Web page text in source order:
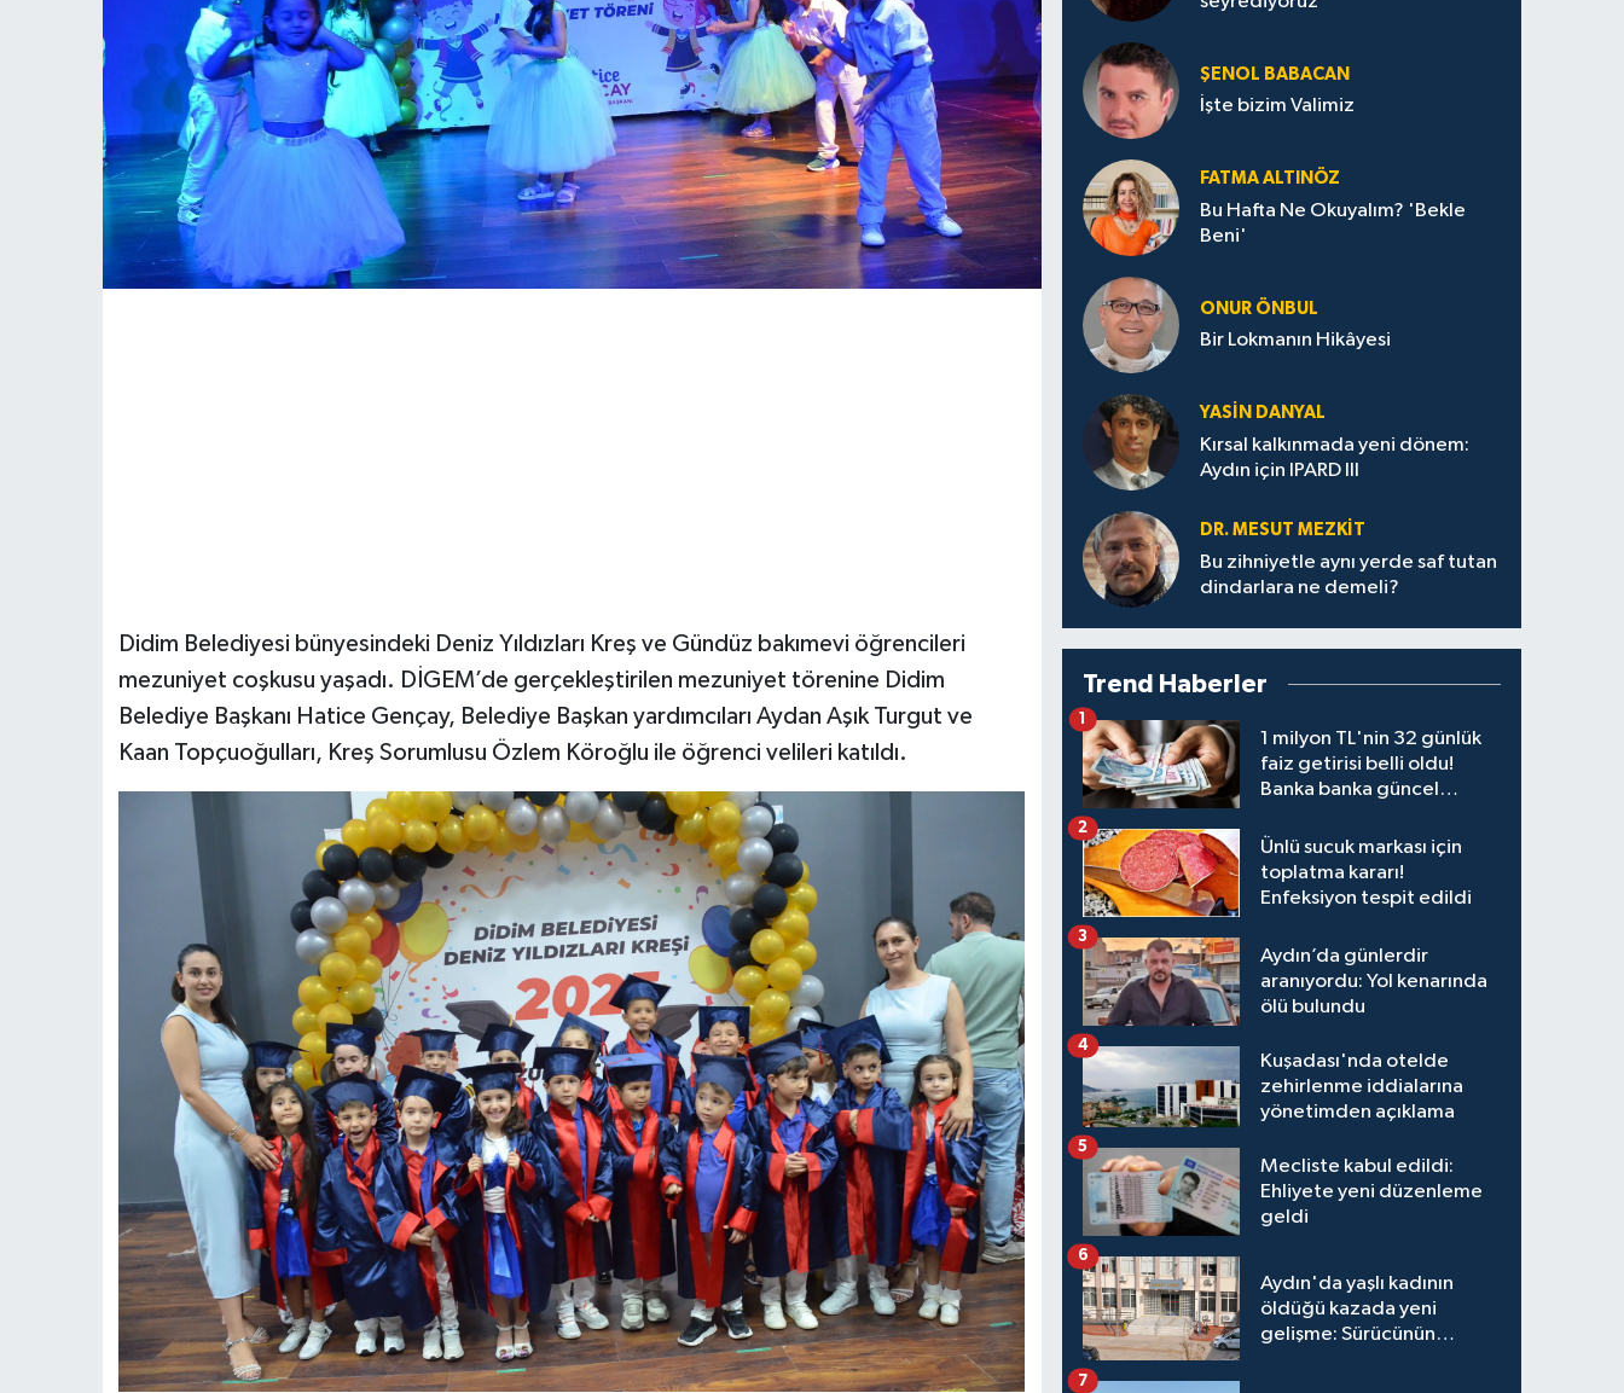
Didim Belediyesi bünyesindeki Deniz Yıldızları Kreş ve Gündüz bakımevi öğrencileri
mezuniyet coşkusu yaşadı. DİGEM’de gerçekleştirilen mezuniyet törenine Didim
Belediye Başkanı Hatice Gençay, Belediye Başkan yardımcıları Aydan Aşık Turgut ve
Kaan Topçuoğulları, Kreş Sorumlusu Özlem Köroğlu ile öğrenci velileri katıldı.
ŞENOL BABACAN
İşte bizim Valimiz
FATMA ALTINÖZ
Bu Hafta Ne Okuyalım? 'Bekle
Beni'
ONUR ÖNBUL
Bir Lokmanın Hikâyesi
YASIN DANYAL
Kırsal kalkınmada yeni dönem:
Aydın için IPARD III
DR. MESUT MEZKIT
Bu zihniyetle aynı yerde saf tutan
dindarlara ne demeli?
Trend Haberler
1 milyon TL'nin 32 günlük
faiz getirisi belli oldu!
Banka banka güncel
1
Ünlü sucuk markası için
toplatma kararı!
Enfeksiyon tespit edildi
2
Aydın’da günlerdir
aranıyordu: Yol kenarında
ölü bulundu
3
Kuşadası'nda otelde
zehirlenme iddialarına
yönetimden açıklama
4
Mecliste kabul edildi:
Ehliyete yeni düzenleme
geldi
5
Aydın'da yaşlı kadının
öldüğü kazada yeni
gelişme: Sürücünün
6
7